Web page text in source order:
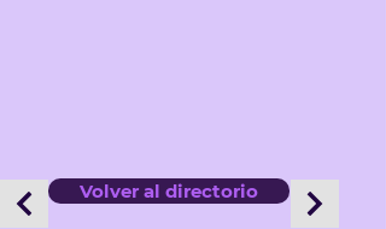
Volver al directorio